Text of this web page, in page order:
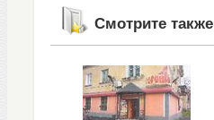
Смотрите также